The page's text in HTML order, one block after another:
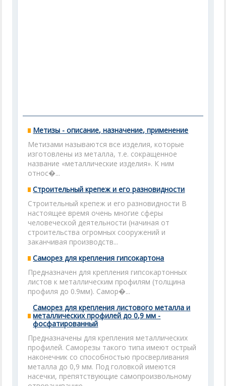
Метизы - описание, назначение, применение
Метизами называются все изделия, которые
изготовлены из металла, т.е. сокращенное
название «металлические изделия». К ним
относ�...
Строительный крепеж и его разновидности
Строительный крепеж и его разновидности В
настоящее время очень многие сферы
человеческой деятельности (начиная от
строительства огромных сооружений и
заканчивая производств...
Cаморез для крепления гипсокартона
Предназначен для крепления гипсокартонных
листов к металлическим профилям (толщина
профиля до 0.9мм). Самор�...
Саморез для крепления листового металла и
металлических профилей до 0,9 мм -
фосфатированный
Предназначены для крепления металлических
профилей. Саморезы такого типа имеют острый
наконечник со способностью просверливания
металла до 0,9 мм. Под головкой имеются
насечки, препятствующие самопроизвольному